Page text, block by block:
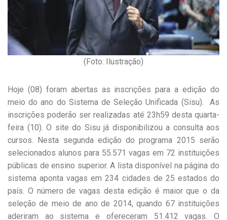
(Foto: Ilustração)
Hoje (08) foram abertas as inscrições para a edição do
meio do ano do Sistema de Seleção Unificada (Sisu). As
inscrições poderão ser realizadas até 23h59 desta quarta-
feira (10). O site do Sisu já disponibilizou a consulta aos
cursos. Nesta segunda edição do programa 2015 serão
selecionados alunos para 55.571 vagas em 72 instituições
públicas de ensino superior. A lista disponível na página do
sistema aponta vagas em 234 cidades de 25 estados do
país. O número de vagas desta edição é maior que o da
seleção de meio de ano de 2014, quando 67 instituições
aderiram ao sistema e ofereceram 51.412 vagas. O